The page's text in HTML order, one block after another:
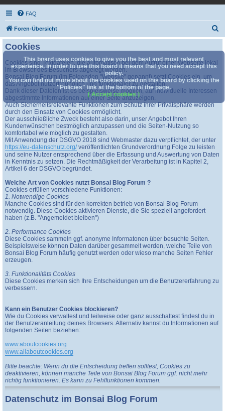
FAQ
Foren-Übersicht
u
c
Cookies
Cookies sind Textdateien, die automatisch bei dem Aufruf einer Webseite lokal
im Browser des Besuchers abgelegt werden.
Bonsai Blog Forum (im Folgenden "Website" genannt) setzt Cookies ein, um
das Angebot nutzerfreundlich und funktionaler zu gestalten.
Dank dieser Dateien ist es beispielsweise möglich, auf individuelle Interessen
abgestimmte Informationen auf einer Seite anzuzeigen.
Auch Sicherheitsrelevante Funktionen zum Schutz Ihrer Privatsphäre werden
durch den Einsatz von Cookies ermöglicht.
Der ausschließliche Zweck besteht also darin, unser Angebot Ihren
Kundenwünschen bestmöglich anzupassen und die Seiten-Nutzung so
komfortabel wie möglich zu gestalten.
Mit Anwendung der DSGVO 2018 sind Webmaster dazu verpflichtet, der unter
https://eu-datenschutz.org/veröffentlichten Grundverordnung Folge zu leisten
und seine Nutzer entsprechend über die Erfassung und Auswertung von Daten
in Kenntnis zu setzen. Die Rechtmäßigkeit der Verarbeitung ist in Kapitel 2,
Artikel 6 der DSGVO begründet.
Welche Art von Cookies nutzt Bonsai Blog Forum ?
Cookies erfüllen verschiedene Funktionen:
1. Notwendige Cookies
Manche Cookies sind für den korrekten betrieb von Bonsai Blog Forum
notwendig. Diese Cookies aktivieren Dienste, die Sie speziell angefordert
haben (z.B. "Angemeldet bleiben")
2. Performance Cookies
Diese Cookies sammeln ggf. anonyme Informatonen über besuchte Seiten.
Beispielsweise können Daten darüber gesammelt werden, welche Teile von
Bonsai Blog Forum häufig genutzt werden oder wieso manche Seiten Fehler
erzeugen.
3. Funktionalitäts Cookies
Diese Cookies merken sich Ihre Entscheidungen um die Benutzererfahrung zu
verbessern.
Kann ein Benutzer Cookies blockieren?
Wie du Cookies verwaltest und teilweise oder ganz ausschaltest findest du in
der Benutzeranleitung deines Browsers. Alternativ kannst du Informationen auf
folgenden Seiten beziehen:
www.aboutcookies.org
www.allaboutcookies.org
Bitte beachte: Wenn du die Entscheidung treffen solltest, Cookies zu
deaktivieren, können manche Teile von Bonsai Blog Forum ggf. nicht mehr
richtig funktionieren. Es kann zu Fehlfunktionen kommen.
Datenschutz im Bonsai Blog Forum
This board uses cookies to give you the best and most relevant
experience. In order to use this board it means that you need accept this
policy.
You can find out more about the cookies used on this board by clicking the
"Policies" link at the bottom of the page.
[ Accept cookies ]